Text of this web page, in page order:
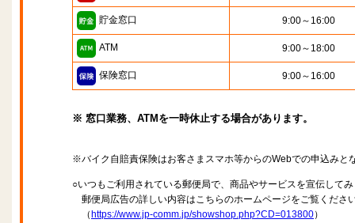
貯金窓口 9:00～16:00
ATM 9:00～18:00
保険窓口 9:00～16:00
※ 窓口業務、ATMを一時休止する場合があります。
※バイク自賠責保険はお客さまスマホ等からのWebでの申込みと
○いつもご利用されている郵便局で、商品やサービスを宣伝して
郵便局広告の詳しい内容はこちらのホームページをご覧くださ
（ https://www.jp-comm.jp/showshop.php?CD=013800）